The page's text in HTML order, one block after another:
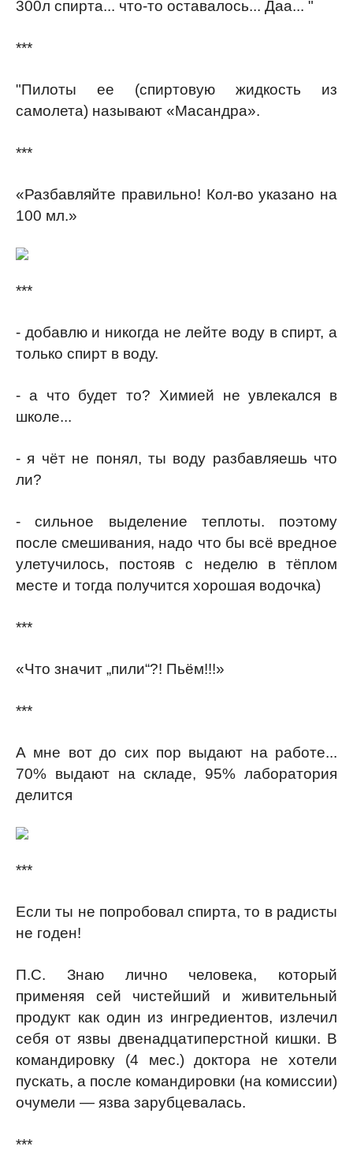
300л спирта... что-то оставалось... Даа... "
***
"Пилоты ее (спиртовую жидкость из
самолета) называют «Масандра».
***
«Разбавляйте правильно! Кол-во указано на
100 мл.»
***
- добавлю и никогда не лейте воду в спирт, а
только спирт в воду.
- а что будет то? Химией не увлекался в
школе...
- я чёт не понял, ты воду разбавляешь что
ли?
- сильное выделение теплоты. поэтому
после смешивания, надо что бы всё вредное
улетучилось, постояв с неделю в тёплом
месте и тогда получится хорошая водочка)
***
«Что значит „пили“?! Пьём!!!»
***
А мне вот до сих пор выдают на работе...
70% выдают на складе, 95% лаборатория
делится
***
Если ты не попробовал спирта, то в радисты
не годен!
П.С. Знаю лично человека, который
применяя сей чистейший и живительный
продукт как один из ингредиентов, излечил
себя от язвы двенадцатиперстной кишки. В
командировку (4 мес.) доктора не хотели
пускать, а после командировки (на комиссии)
очумели — язва зарубцевалась.
***